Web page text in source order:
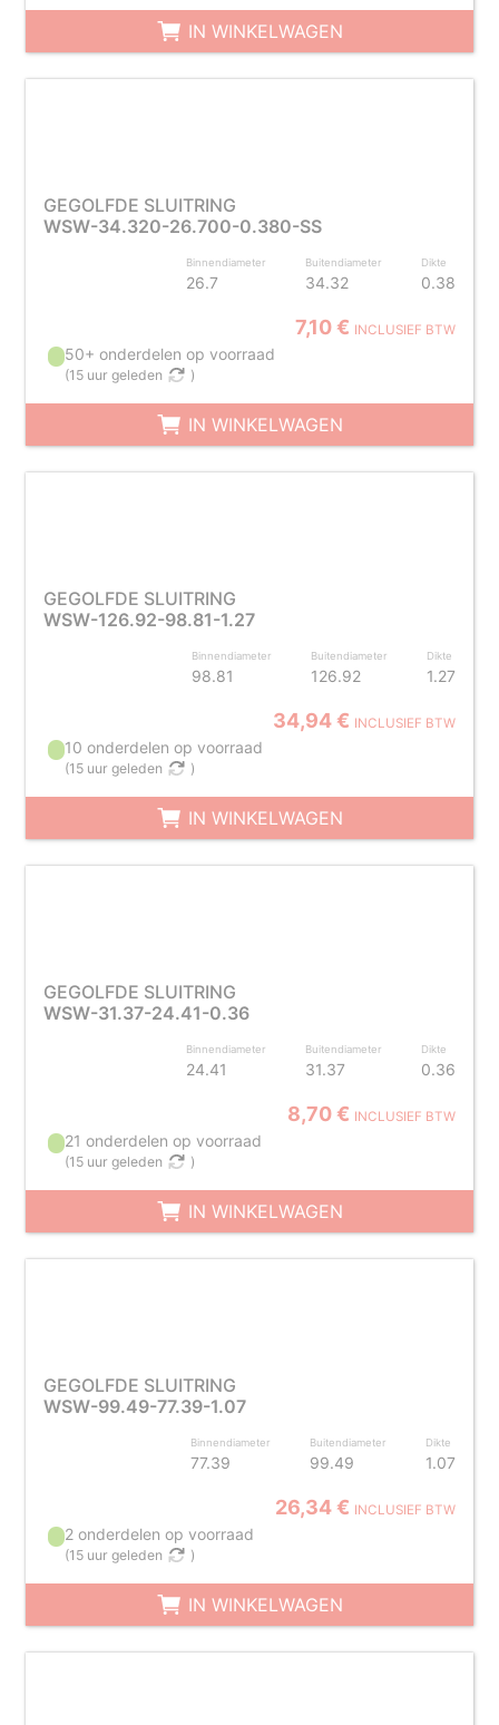
IN WINKELWAGEN
GEGOLFDE SLUITRING
WSW-34.320-26.700-0.380-SS
Binnendiameter
26.7
Buitendiameter
34.32
Dikte
0.38
7,10 € INCLUSIEF BTW
50+ onderdelen op voorraad
(15 uur geleden )
IN WINKELWAGEN
GEGOLFDE SLUITRING
WSW-126.92-98.81-1.27
Binnendiameter
98.81
Buitendiameter
126.92
Dikte
1.27
34,94 € INCLUSIEF BTW
10 onderdelen op voorraad
(15 uur geleden )
IN WINKELWAGEN
GEGOLFDE SLUITRING
WSW-31.37-24.41-0.36
Binnendiameter
24.41
Buitendiameter
31.37
Dikte
0.36
8,70 € INCLUSIEF BTW
21 onderdelen op voorraad
(15 uur geleden )
IN WINKELWAGEN
GEGOLFDE SLUITRING
WSW-99.49-77.39-1.07
Binnendiameter
77.39
Buitendiameter
99.49
Dikte
1.07
26,34 € INCLUSIEF BTW
2 onderdelen op voorraad
(15 uur geleden )
IN WINKELWAGEN